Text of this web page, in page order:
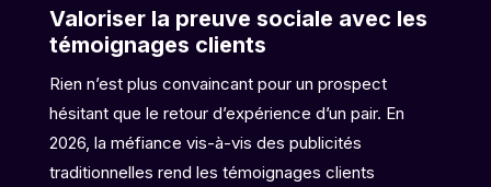
Valoriser la preuve sociale avec les
témoignages clients
Rien n’est plus convaincant pour un prospect
hésitant que le retour d’expérience d’un pair. En
2026, la méfiance vis-à-vis des publicités
traditionnelles rend les témoignages clients